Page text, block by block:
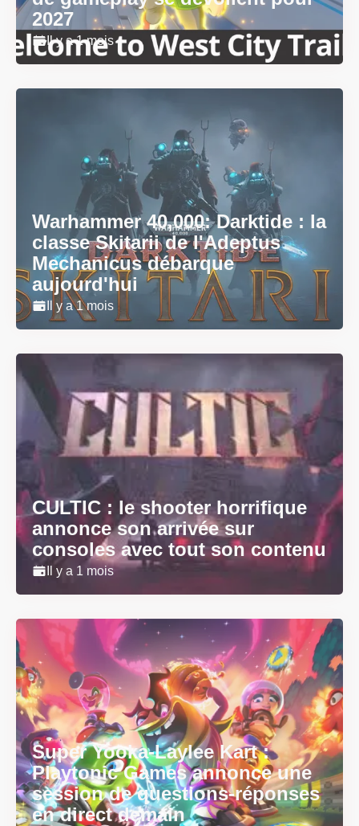
2027
Il y a 1 mois
Warhammer 40,000: Darktide : la
classe Skitarii de l'Adeptus
Mechanicus débarque
aujourd'hui
Il y a 1 mois
CULTIC : le shooter horrifique
annonce son arrivée sur
consoles avec tout son contenu
Il y a 1 mois
Super Yooka-Laylee Kart :
Playtonic Games annonce une
session de questions-réponses
en direct demain